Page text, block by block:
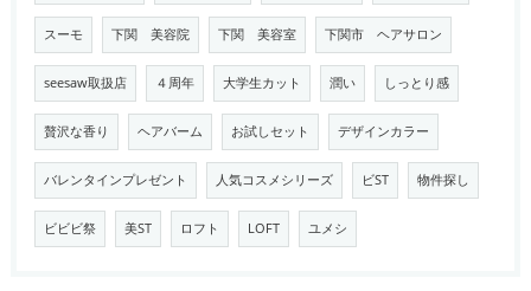
スーモ 下関 美容院 下関 美容室 下関市 ヘアサロン
seesaw取扱店 ４周年 大学生カット 潤い しっとり感
贅沢な香り ヘアバーム お試しセット デザインカラー
バレンタインプレゼント 人気コスメシリーズ ビST 物件探し
ビビビ祭 美ST ロフト LOFT ユメシ